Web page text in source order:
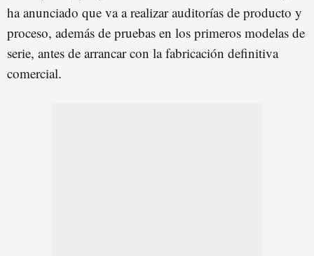
ha anunciado que va a realizar auditorías de producto y
proceso, además de pruebas en los primeros modelas de
serie, antes de arrancar con la fabricación definitiva
comercial.